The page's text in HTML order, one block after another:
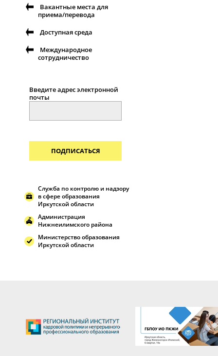
Вакантные места для
приема/перевода
Доступная среда
Международное
сотрудничество
Введите адрес электронной
почты
ПОДПИСАТЬСЯ
Служба по контролю и надзору
в сфере образования
Иркутской области
Администрация
Нижнеилимского района
Министерство образования
Иркутской области